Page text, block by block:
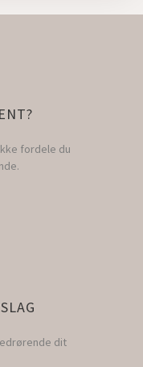
fordele du
dit